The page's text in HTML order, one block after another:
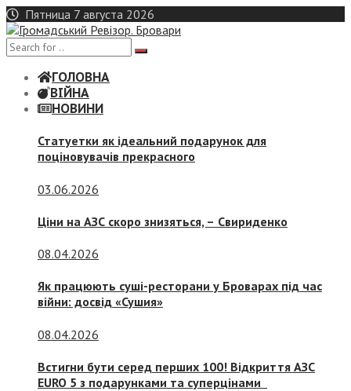
Skip
to
content
Пятница 7 августа 2026
ГОЛОВНА
ВІЙНА
НОВИНИ
Статуетки як ідеальний подарунок для
поціновувачів прекрасного
03.06.2026
Ціни на АЗС скоро знизяться, – Свириденко
08.04.2026
Як працюють суші-ресторани у Броварах під час
війни: досвід «Сушия»
08.04.2026
Встигни бути серед перших 100! Відкриття АЗС
EURO 5 з подарунками та суперцінами